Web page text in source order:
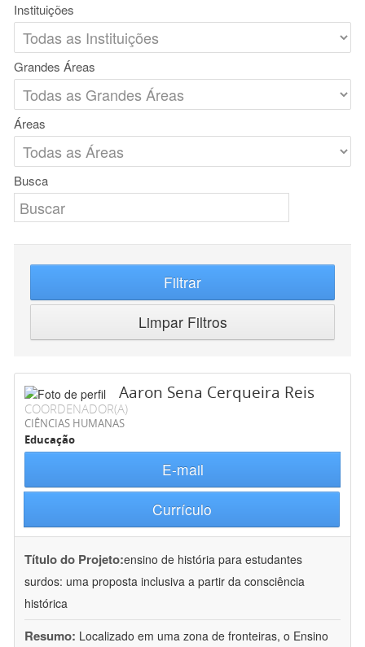
Instituições
Grandes Áreas
Áreas
Busca
Filtrar
Limpar Filtros
Aaron Sena Cerqueira Reis
COORDENADOR(A)
CIÊNCIAS HUMANAS
Educação
E-mail
Currículo
Título do Projeto:ensino de história para estudantes
surdos: uma proposta inclusiva a partir da consciência
histórica
Resumo: Localizado em uma zona de fronteiras, o Ensino